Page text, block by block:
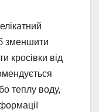
зменшити
кросівки від
теплу воду,